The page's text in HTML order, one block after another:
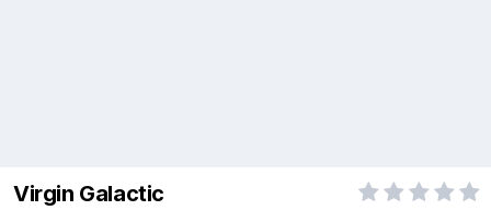
Virgin Galactic